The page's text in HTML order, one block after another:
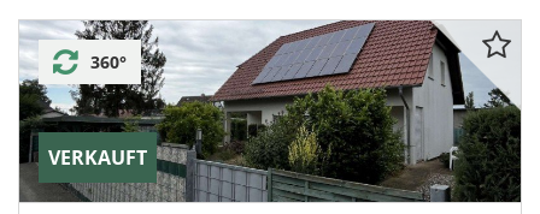
VERKAUFT
360°